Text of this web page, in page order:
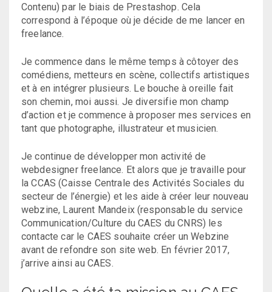
Contenu) par le biais de Prestashop. Cela
correspond à l’époque où je décide de me lancer en
freelance.
Je commence dans le même temps à côtoyer des
comédiens, metteurs en scène, collectifs artistiques
et à en intégrer plusieurs. Le bouche à oreille fait
son chemin, moi aussi. Je diversifie mon champ
d’action et je commence à proposer mes services en
tant que photographe, illustrateur et musicien.
Je continue de développer mon activité de
webdesigner freelance. Et alors que je travaille pour
la CCAS (Caisse Centrale des Activités Sociales du
secteur de l’énergie) et les aide à créer leur nouveau
webzine, Laurent Mandeix (responsable du service
Communication/Culture du CAES du CNRS) les
contacte car le CAES souhaite créer un Webzine
avant de refondre son site web. En février 2017,
j’arrive ainsi au CAES.